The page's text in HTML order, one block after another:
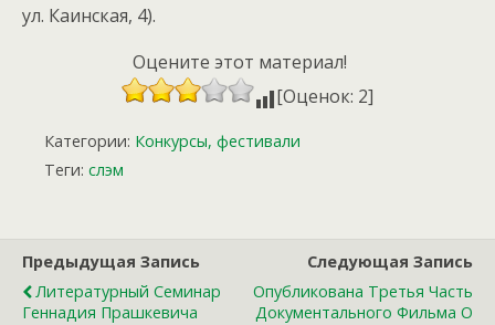
ул. Каинская, 4).
Оцените этот материал!
[Оценок: 2]
Категории: Конкурсы, фестивали
Теги: слэм
Предыдущая Запись
Литературный Семинар
Геннадия Прашкевича
Следующая Запись
Опубликована Третья Часть
Документального Фильма О